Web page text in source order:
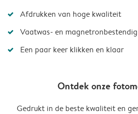
Afdrukken van hoge kwaliteit
Vaatwas- en magnetronbestendig
Een paar keer klikken en klaar
Ontdek onze
Gedrukt in de beste kwaliteit en